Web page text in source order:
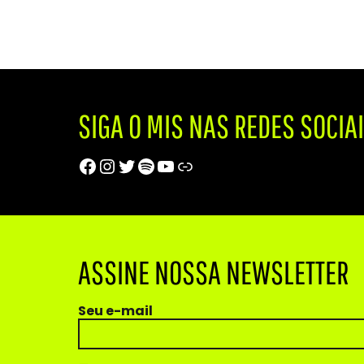
SIGA O MIS NAS REDES
Facebook
Instagram
Twitter
Spotify
Youtube
Trip Advisor
ASSINE NOSSA NEWSLETTER
Seu e-mail